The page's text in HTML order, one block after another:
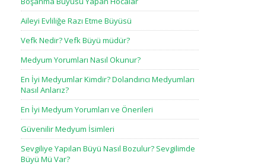
Aileyi Evliliğe Razı Etme Büyüsü
Vefk Nedir? Vefk Büyü müdür?
Medyum Yorumları Nasıl Okunur?
En İyi Medyumlar Kimdir? Dolandırıcı Medyumları
Nasıl Anlarız?
En İyi Medyum Yorumları ve Önerileri
Güvenilir Medyum İsimleri
Sevgiliye Yapılan Büyü Nasıl Bozulur? Sevgilimde
Büyü Mü Var?